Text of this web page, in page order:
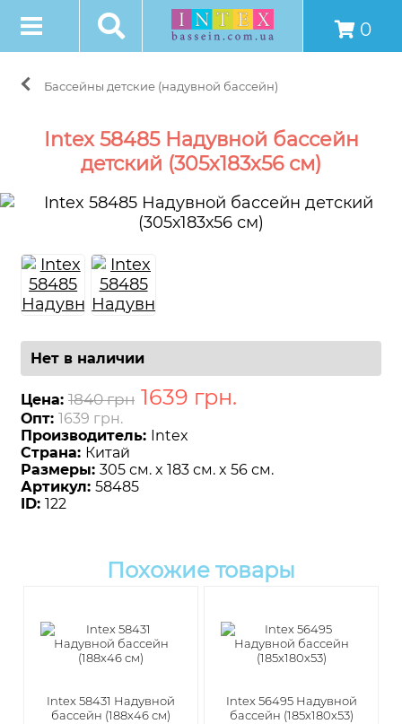
0
Бассейны детские (надувной бассейн)
Intex 58485 Надувной бассейн
детский (305х183х56 см)
Нет в наличии
Цена: 1840 грн 1639 грн.
Опт: 1639 грн.
Производитель: Intex
Страна: Китай
Размеры: 305 см. x 183 см. x 56 см.
Артикул: 58485
ID: 122
Похожие товары
Intex 58431 Надувной
бассейн (188х46 см)
Intex 56495 Надувной
бассейн (185х180х53)